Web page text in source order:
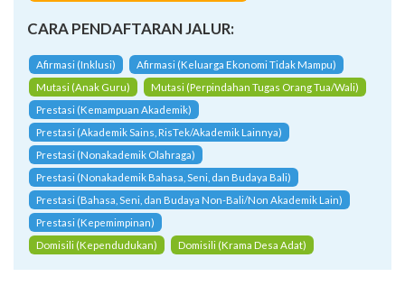
CARA PENDAFTARAN JALUR:
Afirmasi (Inklusi)
Afirmasi (Keluarga Ekonomi Tidak Mampu)
Mutasi (Anak Guru)
Mutasi (Perpindahan Tugas Orang Tua/Wali)
Prestasi (Kemampuan Akademik)
Prestasi (Akademik Sains, RisTek/Akademik Lainnya)
Prestasi (Nonakademik Olahraga)
Prestasi (Nonakademik Bahasa, Seni, dan Budaya Bali)
Prestasi (Bahasa, Seni, dan Budaya Non-Bali/Non Akademik Lain)
Prestasi (Kepemimpinan)
Domisili (Kependudukan)
Domisili (Krama Desa Adat)